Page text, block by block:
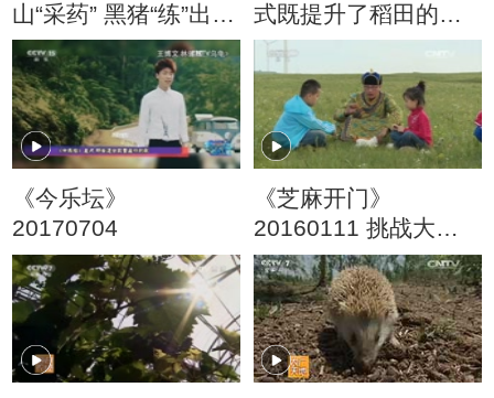
山“采药” 黑猪“练”出雪
花肉 20180614
式既提升了稻田的附
加值 也增加了农民收
入
《今乐坛》
20170704
《芝麻开门》
20160111 挑战大现
场 鲜花草原大挑战